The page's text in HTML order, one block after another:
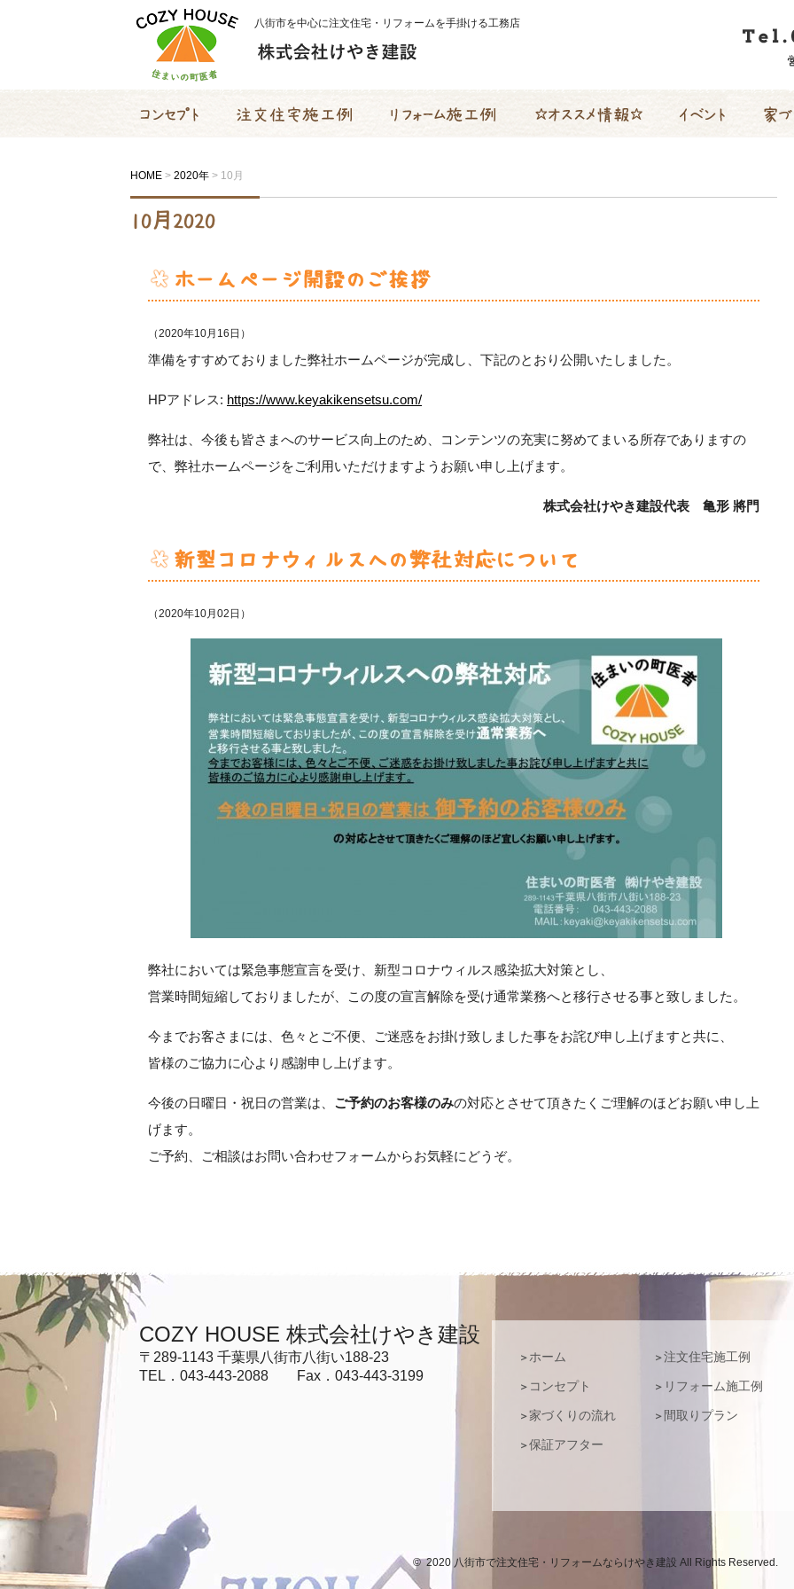
八街市を中心に注文住宅・リフォームを手掛ける工務店
HOME > 2020年 > 10月
10月2020
ホームページ開設のご挨拶
（2020年10月16日）
準備をすすめておりました弊社ホームページが完成し、下記のとおり公開いたしました。
HPアドレス: https://www.keyakikensetsu.com/
弊社は、今後も皆さまへのサービス向上のため、コンテンツの充実に努めてまいる所存でありますの
で、弊社ホームページをご利用いただけますようお願い申し上げます。
株式会社けやき建設代表 亀形 將門
新型コロナウィルスへの弊社対応について
（2020年10月02日）
弊社においては緊急事態宣言を受け、新型コロナウィルス感染拡大対策とし、
営業時間短縮しておりましたが、この度の宣言解除を受け通常業務へと移行させる事と致しました。
今までお客さまには、色々とご不便、ご迷惑をお掛け致しました事をお詫び申し上げますと共に、
皆様のご協力に心より感謝申し上げます。
今後の日曜日・祝日の営業は、 ご予約のお客様のみの対応とさせて頂きたくご理解のほどお願い申し上
げます。
ご予約、ご相談はお問い合わせフォームからお気軽にどうぞ。
ホーム
コンセプト
家づくりの流れ
保証アフター
注文住宅施工例
リフォーム施工例
間取りプラン
COZY HOUSE 株式会社けやき建設
〒289-1143 千葉県八街市八街い188-23
TEL．043-443-2088 Fax．043-443-3199
© 2020 八街市で注文住宅・リフォームならけやき建設 All Rights Reserved.